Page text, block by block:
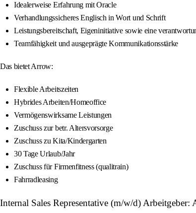
Idealerweise Erfahrung mit Oracle
Verhandlungssicheres Englisch in Wort und Schrift
Leistungsbereitschaft, Eigeninitiative sowie eine
Teamfähigkeit und ausgeprägte Kommunikationsstärke
Das bietet Arrow:
Flexible Arbeitszeiten
Hybrides Arbeiten/Homeoffice
Vermögenswirksame Leistungen
Zuschuss zur betr. Altersvorsorge
Zuschuss zu Kita/Kindergarten
30 Tage Urlaub/Jahr
Zuschuss für Firmenfitness (qualitrain)
Fahrradleasing
Internal Sales Representative (m/w/d)